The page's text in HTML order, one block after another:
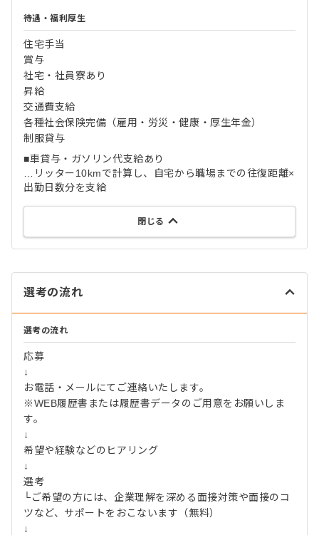
待遇・福利厚生
住宅手当
賞与
社宅・社員寮あり
昇給
交通費支給
各種社会保険完備（雇用・労災・健康・厚生年金）
制服貸与
■車貸与・ガソリン代支給あり
…リッター10kmで計算し、自宅から職場までの往復距離×
出勤日数分を支給
閉じる
選考の流れ
選考の流れ
応募
↓
お電話・メールにてご連絡いたします。
※WEB履歴書または履歴書データのご用意をお願いしま
す。
↓
希望や経験などのヒアリング
↓
選考
└ご希望の方には、企業理解を深める面接対策や面接のコ
ツなど、サポートをおこないます（無料）
↓